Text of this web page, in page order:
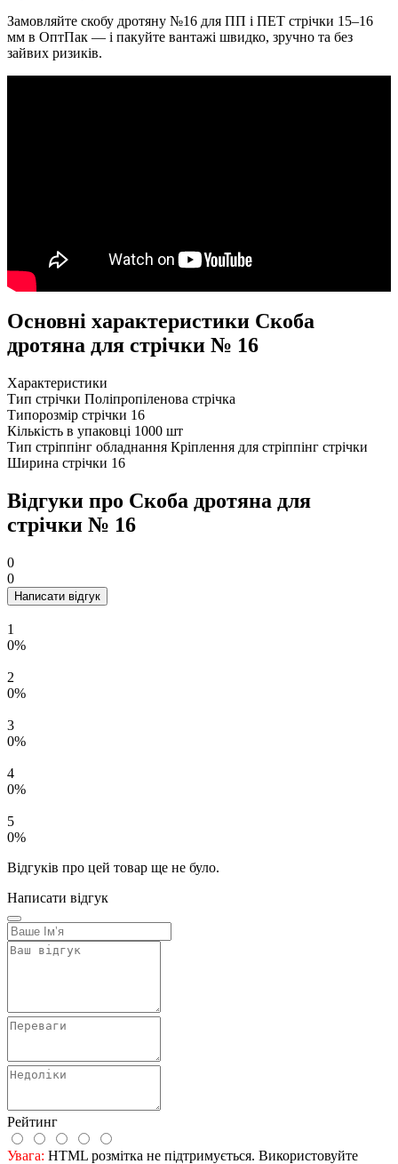
Замовляйте скобу дротяну №16 для ПП і ПЕТ стрічки 15–16
мм в ОптПак — і пакуйте вантажі швидко, зручно та без
зайвих ризиків.
Основні характеристики Скоба
дротяна для стрічки № 16
Характеристики
Тип стрічки Поліпропіленова стрічка
Типорозмір стрічки 16
Кількість в упаковці 1000 шт
Тип стріппінг обладнання Кріплення для стріппінг стрічки
Ширина стрічки 16
Відгуки про Скоба дротяна для
стрічки № 16
0
0
Написати відгук
1
0%
2
0%
3
0%
4
0%
5
0%
Відгуків про цей товар ще не було.
Написати відгук
Рейтинг
Увага: HTML розмітка не підтримується. Використовуйте